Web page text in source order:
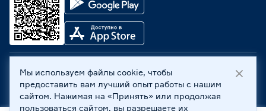
ООО «Бауцентр Рус» 2004 -2026, 236029, г. Калининград,
ул. А.Невского, 205. ИНН 7702596813, КПП 390601001 ©
Все права защищены
Мы используем файлы cookie, чтобы
предоставить вам лучший опыт работы с нашим
сайтом. Нажимая на «Принять» или продолжая
пользоваться сайтом, вы разрешаете их